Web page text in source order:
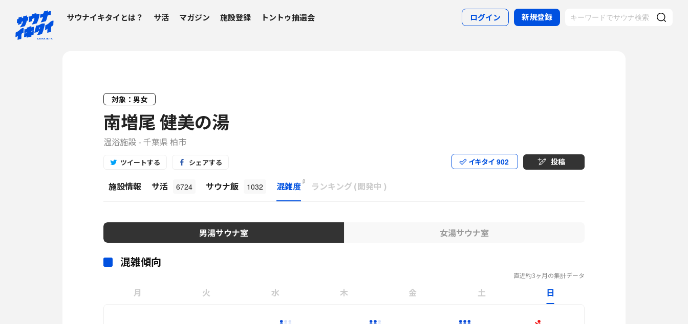
サウナイキタイとは？ サ活 マガジン 施設登録 トントゥ抽選会 ログイン 新規登録
対象：男女
南増尾 健美の湯
温浴施設 - 千葉県 柏市
ツイートする シェアする イキタイ 902 投稿
施設情報 サ活 6724 サウナ飯 1032 混雑度 β ランキング (開発中 )
男湯サウナ室 女湯サウナ室
混雑傾向
直近約3ヶ月の集計データ
月 火 水 木 金 土 日